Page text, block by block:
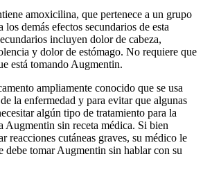
amoxicilina, que pertenece a un grupo
los demás efectos secundarios de esta
incluyen dolor de cabeza,
y dolor de estómago. No requiere que
está tomando Augmentin.
ampliamente conocido que se usa
la enfermedad y para evitar que algunas
algún tipo de tratamiento para la
Augmentin sin receta médica. Si bien
reacciones cutáneas graves, su médico le
debe tomar Augmentin sin hablar con su